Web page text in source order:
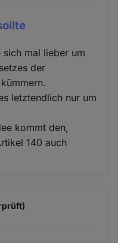
mal lieber um
der
letztendlich nur um
kommt den,
140 auch